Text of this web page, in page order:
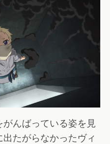
んばっている姿を見
たがらなかったヴィ